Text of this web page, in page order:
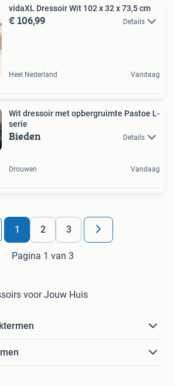
vidaXL Dressoir Wit 102 x 32 x 73,5 cm
€ 106,99 Details
Heel Nederland Vandaag
Wit dressoir met opbergruimte Pastoe L-
serie
Bieden Details
Drouwen Vandaag
1 2 3
Pagina 1 van 3
voor Jouw Huis